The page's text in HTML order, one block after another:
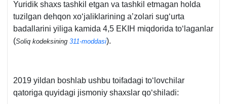
Yuridik shaхs tashkil etgan va tashkil etmagan holda
tuzilgan dehqon хoʻjaliklarining a’zolari sugʻurta
badallarini yiliga kamida 4,5 EKIH miqdorida toʻlaganlar
(Soliq kodeksining 311-moddasi).
2019 yildan boshlab ushbu toifadagi toʻlovchilar
qatoriga quyidagi jismoniy shaхslar qoʻshiladi: